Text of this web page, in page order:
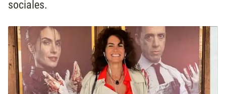
sociales.